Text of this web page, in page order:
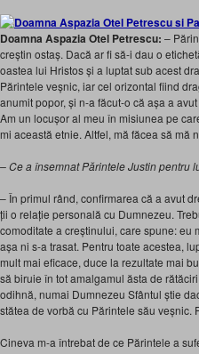
Doamna Aspazia Otel Petrescu: –
creștin ostaș. Dacă ar fi să-i dau o
oastea lui Hristos și a luptat sub acest
Părintele veșnic, iar cel orizontal fiind
anumit popor, și n-a făcut-o că așa a
Am un locușor al meu în misiunea pe
mi această etnie. Altfel, mă făcea să mă
– Ce a însemnat Părintele Justin pentru
– În primul rând, confirmarea că a avut
ții o relație personală cu Dumnezeu.
comoditate a creștinului, care spune: eu
așa ni s-a trasat. Pentru toate acestea,
mult mai eficace, duce la rezultate mai
să biruie în tot amalgamul ăsta de
odihnă, numai Dumnezeu Sfântul știe
stătea de vorbă cu Părintele său veșnic.
Cineva m-a întrebat de ce Părintele a